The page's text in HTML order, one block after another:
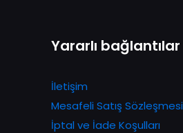
Yararlı bağlantılar
İletişim
Mesafeli Satış Sözleşmesi
İptal ve İade Koşulları